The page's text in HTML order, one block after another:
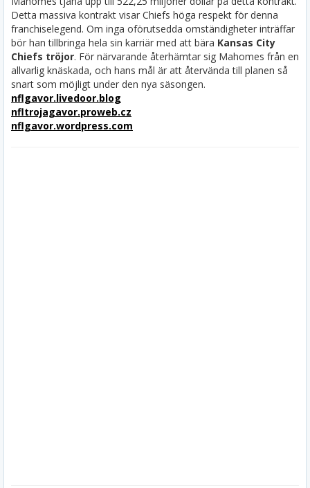
Detta massiva kontrakt visar Chiefs höga respekt för denna
franchiselegend. Om inga oförutsedda omständigheter inträffar
bör han tillbringa hela sin karriär med att bära Kansas City
Chiefs tröjor. För närvarande återhämtar sig Mahomes från en
allvarlig knäskada, och hans mål är att återvända till planen så
snart som möjligt under den nya säsongen.
nflgavor.livedoor.blog
nfltrojagavor.proweb.cz
nflgavor.wordpress.com